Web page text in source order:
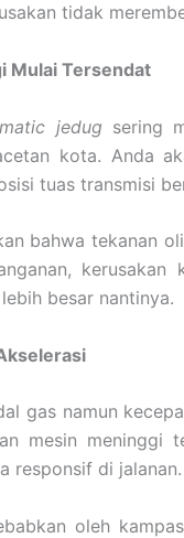
tidak
Mulai Tersendat
jedug sering
kota. Anda
tuas transmisi
bahwa tekanan
kerusakan
besar nantinya.
gas namun
mesin meninggi
responsif di jalanan.
oleh